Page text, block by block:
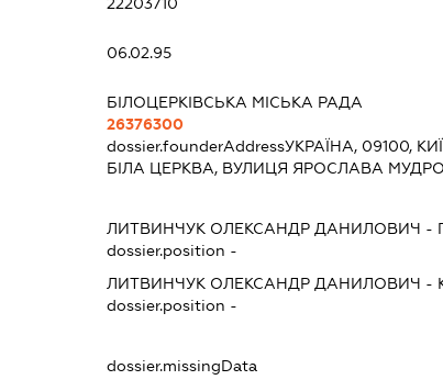
06.02.95
БІЛОЦЕРКІВСЬКА МІСЬКА РАДА
26376300
dossier.founderAddressУКРАЇНА, 09100,
БІЛА ЦЕРКВА, ВУЛИЦЯ ЯРОСЛАВА
ЛИТВИНЧУК ОЛЕКСАНДР ДАНИЛОВИЧ -
dossier.position -
ЛИТВИНЧУК ОЛЕКСАНДР ДАНИЛОВИЧ -
dossier.position -
dossier.missingData